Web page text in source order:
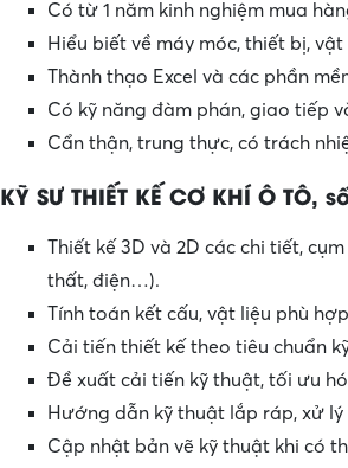
Có từ 1 năm kinh nghiệm mua
Hiểu biết về máy móc, thiết bị,
Thành thạo Excel và các phần
Có kỹ năng đàm phán, giao tiếp
Cẩn thận, trung thực, có trách
KỸ SƯ THIẾT KẾ CƠ KHÍ Ô TÔ,
Thiết kế 3D và 2D các chi tiết,
thất, điện…).
Tính toán kết cấu, vật liệu phù
Cải tiến thiết kế theo tiêu chuẩn
Đề xuất cải tiến kỹ thuật, tối ưu
Hướng dẫn kỹ thuật lắp ráp, xử
Cập nhật bản vẽ kỹ thuật khi có